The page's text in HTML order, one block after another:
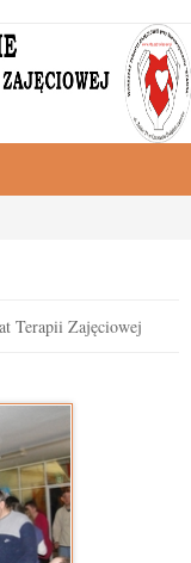
Terapii Zajęciowej